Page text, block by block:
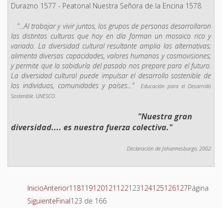
Durazno 1577 - Peatonal Nuestra Señora de la Encina 1578
"...Al trabajar y vivir juntos, los grupos de personas desarrollaron
las distintas culturas que hoy en día forman un mosaico rico y
variado. La diversidad cultural resultante amplia las alternativas;
alimenta diversas capacidades, valores humanos y cosmovisiones;
y permite que la sabiduría del pasado nos prepare para el futuro.
La diversidad cultural puede impulsar el desarrollo sostenible de
los individuos, comunidades y países..."
Educación para el Desarrollo
Sostenible. UNESCO.
"Nuestra gran
diversidad.... es nuestra fuerza colectiva."
Declaración de Johannesburgo, 2002
InicioAnterior118119120121 122123124125126127
SiguienteFinal
Página
123 de 166